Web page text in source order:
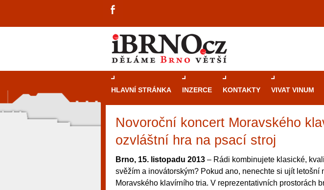
HLAVNÍ STRÁNKA INZERCE KONTAKTY VIVAT VINUM
Novoroční koncert Moravského
ozvláštní hra na psací stroj
Brno, 15. listopadu 2013 – Rádi kombinujete klasické,
svěžím a inovátorským? Pokud ano, nenechte si ujít letošní
Moravského klavírního tria. V reprezentativních prostorách
Průvodce
rulety po video
Brno je městem známým
restaurace, divadla a
místem, kde si můžete
různé kasinové hry. V